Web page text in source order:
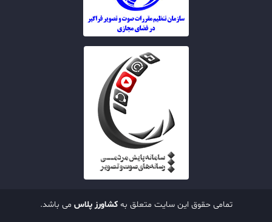
تمامی حقوق این سایت متعلق بهکشاورز پلاس می باشد.